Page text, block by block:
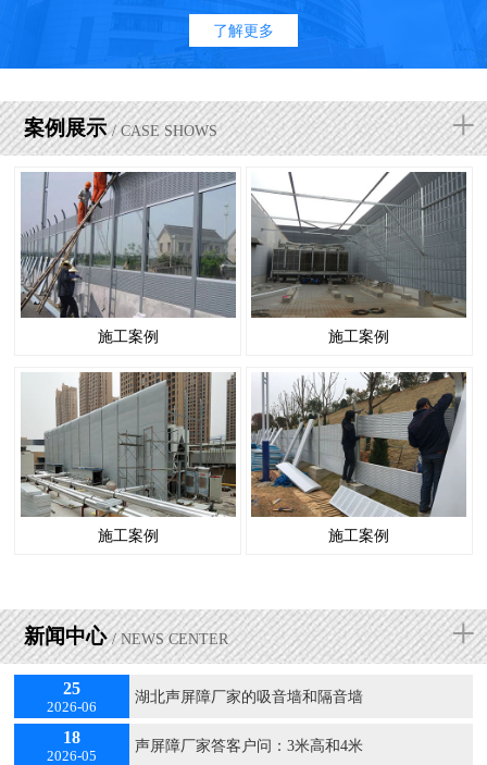
了解更多
案例展示 / CASE SHOWS +
施工案例 施工案例
施工案例 施工案例
新闻中心 / NEWS CENTER +
25
2026-06
湖北声屏障厂家的吸音墙和隔音墙
18
2026-05
声屏障厂家答客户问：3米高和4米